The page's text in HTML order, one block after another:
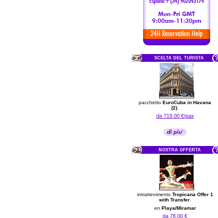
SCELTA DEL TURISTA
pacchetto EuroCuba in Havana
(2)
da 719.00 €/pax
NOSTRA OFFERTA
intrattenimento Tropicana Offer 1
with Transfer.
en Playa/Miramar
da 78.00 €